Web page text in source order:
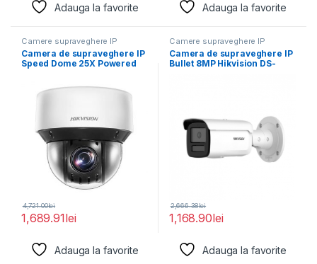
Adauga la favorite Adauga la favorite
Camere supraveghere IP
Camera de supraveghere IP
Speed Dome 25X Powered
1,689.91lei
4,721.00lei
Adauga la favorite
Camere supraveghere IP
Camera de supraveghere IP
Bullet 8MP Hikvision DS-
1,168.90lei
2,666.38lei
Adauga la favorite